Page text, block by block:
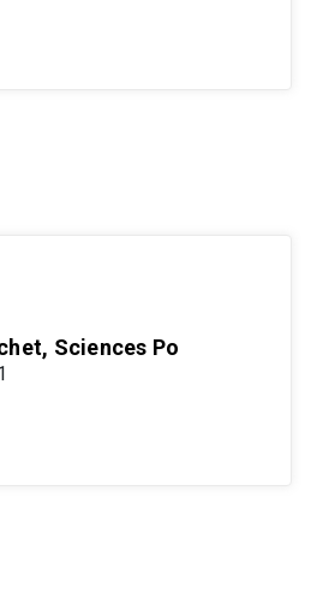
Sciences Po